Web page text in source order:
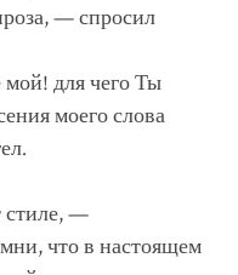
— спросил
для чего Ты
моего слова
стиле, —
что в настоящем